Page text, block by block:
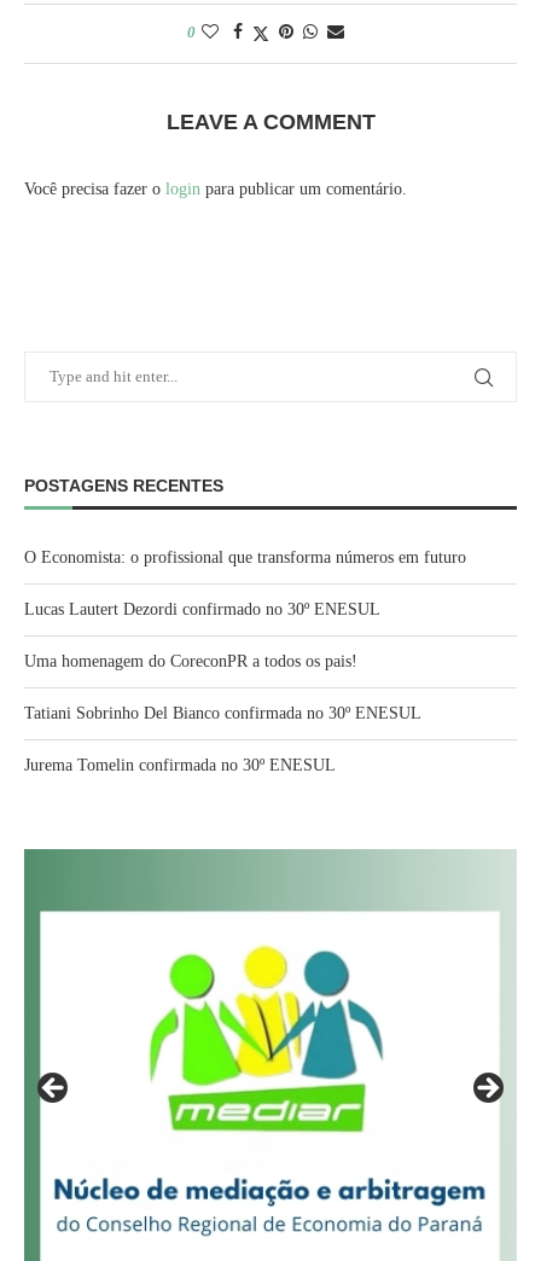
0
LEAVE A COMMENT
Você precisa fazer o login para publicar um comentário.
POSTAGENS RECENTES
O Economista: o profissional que transforma números em futuro
Lucas Lautert Dezordi confirmado no 30º ENESUL
Uma homenagem do CoreconPR a todos os pais!
Tatiani Sobrinho Del Bianco confirmada no 30º ENESUL
Jurema Tomelin confirmada no 30º ENESUL